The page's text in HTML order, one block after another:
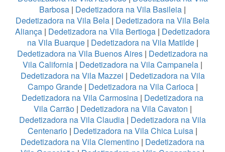
Barbosa | Dedetizadora na Vila Basileia |
Dedetizadora na Vila Bela | Dedetizadora na Vila Bela
Aliança | Dedetizadora na Vila Bertioga | Dedetizadora
na Vila Buarque| Dedetizadora na Vila Matilde|
Dedetizadora na Vila Buenos Aires | Dedetizadora na
Vila California | Dedetizadora na Vila Campanela |
Dedetizadora na Vila Mazzei | Dedetizadora na Vila
Campo Grande| Dedetizadora na Vila Carioca|
Dedetizadora na Vila Carmosina | Dedetizadora na
Vila Carrão| Dedetizadora na Vila Cavaton |
Dedetizadora na Vila Claudia | Dedetizadora na Vila
Centenario | Dedetizadora na Vila Chica Luisa |
Dedetizadora na Vila Clementino | Dedetizadora na